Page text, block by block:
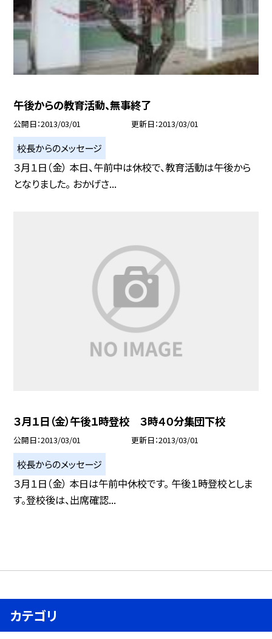
午後からの教育活動、無事終了
公開日 2013/03/01 更新日 2013/03/01
校長からのメッセージ
３月１日（金） 本日、午前中は休校で、教育活動は午後から
となりました。 おかげさ...
３月１日（金）午後１時登校 ３時４０分集団下校
公開日 2013/03/01 更新日 2013/03/01
校長からのメッセージ
３月１日（金） 本日は午前中休校です。 午後１時登校としま
す。登校後は、出席確認...
カテゴリ